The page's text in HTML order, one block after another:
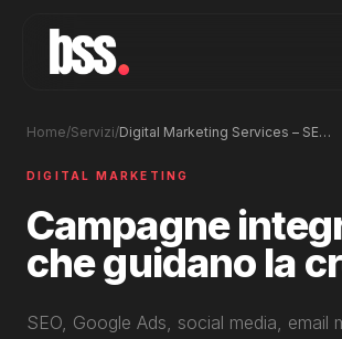
Home/Servizi/ Digital Marketing Services – SEO, Ads, Social & Email
DIGITAL MARKETING
Campagne
che guidano la
SEO, Google Ads, social media, email